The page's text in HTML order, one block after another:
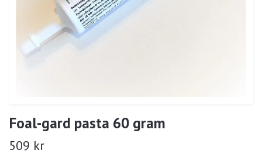
Foal-gard pasta 60 gram
509 kr